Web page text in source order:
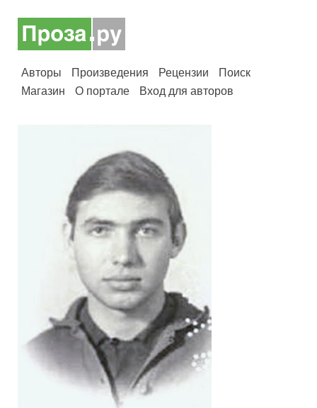
Авторы Произведения Рецензии
Поиск
Магазин
О портале Вход для авторов